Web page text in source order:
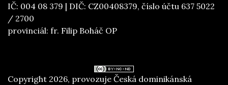
IČ: 004 08 379 | DIČ: CZ00408379, číslo účtu 637 5022
/ 2700
provinciál: fr. Filip Boháč OP
Copyright 2026, provozuje Česká dominikánská